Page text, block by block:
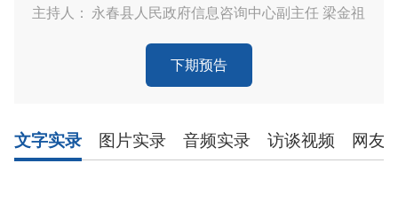
主持人：
永春县人民政府信息咨询中心副主任 梁金祖
下期预告
文字实录 图片实录 音频实录 访谈视频 网友